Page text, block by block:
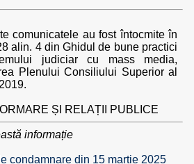
comunicatele au fost întocmite în
alin. 4 din Ghidul de bune practici
judiciar cu mass media,
Plenului Consiliului Superior al
ȘI RELAȚII PUBLICE
informație
condamnare din 15 martie 2025